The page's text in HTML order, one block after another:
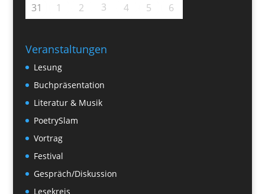
31
1 2 3 4 5 6
Veranstaltungen
Lesung
Buchpräsentation
Literatur & Musik
PoetrySlam
Vortrag
Festival
Gespräch/Diskussion
Lesekreis